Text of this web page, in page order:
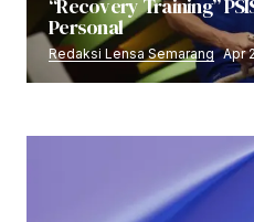
“Recovery Training”
Personal
Redaksi Lensa Semarang Apr